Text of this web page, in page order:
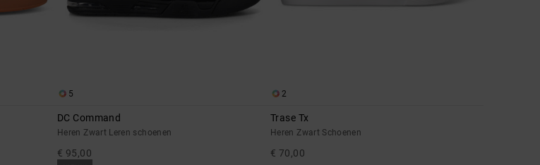
5
DC Command
Heren Zwart Leren schoenen
€ 95,00
2
Trase Tx
Heren Zwart Schoenen
€ 70,00